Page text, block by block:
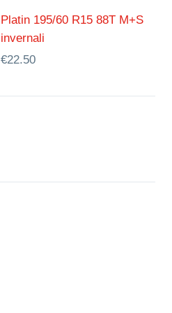
Platin 195/60 R15 88T M+S
invernali
€22.50